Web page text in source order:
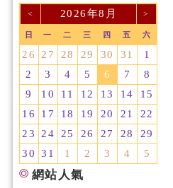
< 2026年8月 >
日 一 二 三 四 五 六
26 27 28 29 30 31
1
2
3 4 5 6 7
8
9
10 11 12 13 14
15
16
17 18 19 20 21
22
23
24 25 26 27 28
29
30
31 1 2 3 4 5
網站人氣